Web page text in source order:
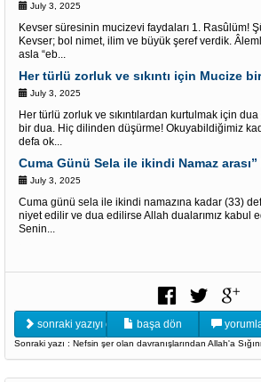
July 3, 2025
Kevser süresinin mucizevi faydaları 1. Rasûlüm!
Kevser; bol nimet, ilim ve büyük şeref verdik.
asla “eb...
Her türlü zorluk ve sıkıntı için Mucize
July 3, 2025
Her türlü zorluk ve sıkıntılardan kurtulmak için
bir dua. Hiç dilinden düşürme! Okuyabildiğimiz
defa ok...
July 3, 2025
Cuma günü sela ile ikindi namazına kadar (33)
niyet edilir ve dua edilirse Allah dualarımız kabul
Senin...
sonraki yazıyı oku başa dön
Sonraki yazı : Nefsin şer olan davranışlarından Allah'a